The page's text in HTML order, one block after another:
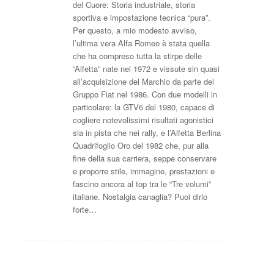
del Cuore: Storia industriale, storia
sportiva e impostazione tecnica “pura”.
Per questo, a mio modesto avviso,
l’ultima vera Alfa Romeo è stata quella
che ha compreso tutta la stirpe delle
“Alfetta” nate nel 1972 e vissute sin quasi
all’acquisizione del Marchio da parte del
Gruppo Fiat nel 1986. Con due modelli in
particolare: la GTV6 del 1980, capace di
cogliere notevolissimi risultati agonistici
sia in pista che nei rally, e l’Alfetta Berlina
Quadrifoglio Oro del 1982 che, pur alla
fine della sua carriera, seppe conservare
e proporre stile, immagine, prestazioni e
fascino ancora al top tra le “Tre volumi”
italiane. Nostalgia canaglia? Puoi dirlo
forte…